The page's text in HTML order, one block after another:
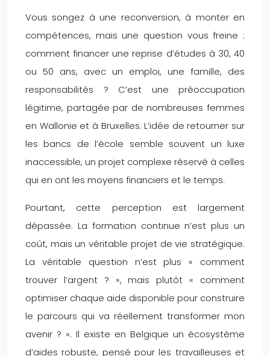
Vous songez à une reconversion, à monter en
compétences, mais une question vous freine :
comment financer une reprise d’études à 30, 40
ou 50 ans, avec un emploi, une famille, des
responsabilités ? C’est une préoccupation
légitime, partagée par de nombreuses femmes
en Wallonie et à Bruxelles. L’idée de retourner sur
les bancs de l’école semble souvent un luxe
inaccessible, un projet complexe réservé à celles
qui en ont les moyens financiers et le temps.
Pourtant, cette perception est largement
dépassée. La formation continue n’est plus un
coût, mais un véritable projet de vie stratégique.
La véritable question n’est plus « comment
trouver l’argent ? », mais plutôt « comment
optimiser chaque aide disponible pour construire
le parcours qui va réellement transformer mon
avenir ? ». Il existe en Belgique un écosystème
d’aides robuste, pensé pour les travailleuses et